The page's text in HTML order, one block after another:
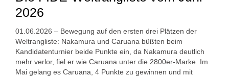
2026
01.06.2026 – Bewegung auf den ersten drei Plätzen der
Weltrangliste: Nakamura und Caruana büßten beim
Kandidatenturnier beide Punkte ein, da Nakamura deutlich
mehr verlor, fiel er wie Caruana unter die 2800er-Marke. Im
Mai gelang es Caruana, 4 Punkte zu gewinnen und mit